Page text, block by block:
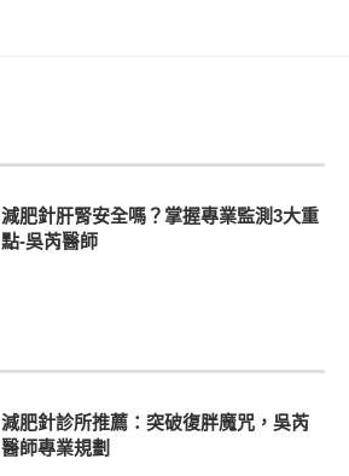
減肥針肝腎安全嗎？掌握專業監測3大重
點-吳芮醫師
減肥針診所推薦：突破復胖魔咒，吳芮
醫師專業規劃